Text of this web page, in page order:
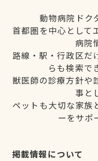
動物病院ドク
首都圏を中心として
病院
路線・駅・行政区だ
らも検索で
獣医師の診療方針や
事と
ペットも大切な家族
ーをサポ
掲載情報について